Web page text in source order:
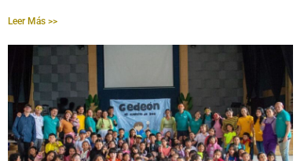
Leer Más >>